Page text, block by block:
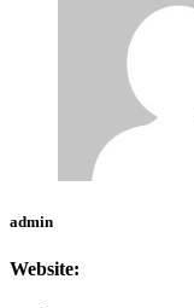
admin
Website: